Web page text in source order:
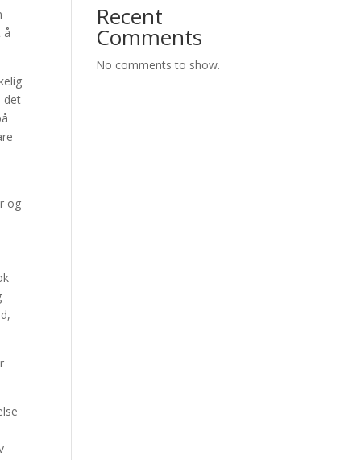
å
det
og
Recent
Comments
No comments to show.